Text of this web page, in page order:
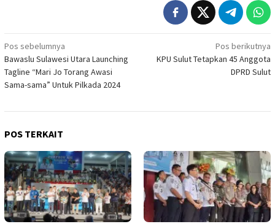
Navigasi
pos
Pos sebelumnya
Bawaslu Sulawesi Utara Launching
Tagline “Mari Jo Torang Awasi
Sama-sama” Untuk Pilkada 2024
Pos berikutnya
KPU Sulut Tetapkan 45 Anggota
DPRD Sulut
POS TERKAIT